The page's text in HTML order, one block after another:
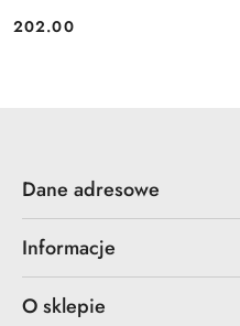
Cena:
202.00
Dane adresowe
Informacje
O sklepie